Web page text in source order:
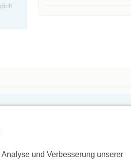
und Verbesserung unserer